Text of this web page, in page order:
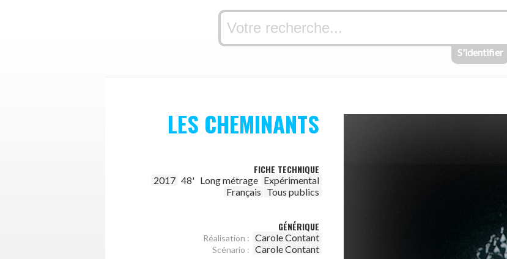
S'identifier
LES CHEMINANTS
FICHE TECHNIQUE
2017 48' Long métrage Expérimental
Français Tous publics
GÉNÉRIQUE
Réalisation : Carole Contant
Scénario : Carole Contant